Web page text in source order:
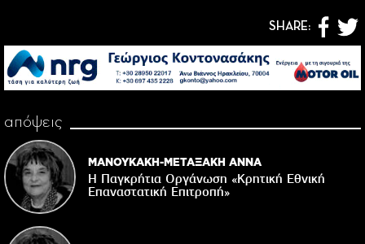
SHARE:
απόψεις
ΜΑΝΟΥΚΑΚΗ-ΜΕΤΑΞΑΚΗ ΑΝΝΑ
Η Παγκρήτια Οργάνωση «Κρητική Εθνική
Επαναστατική Eπιτροπή»